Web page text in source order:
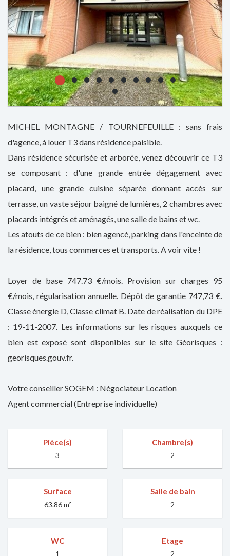
MICHEL MONTAGNE / TOURNEFEUILLE : sans frais
d'agence, à louer T3 dans résidence paisible.
Dans résidence sécurisée et arborée, venez découvrir ce T3
se composant : d'une grande entrée dégagement avec
placard, une grande cuisine séparée donnant accès sur
terrasse, un vaste séjour baigné de lumières, 2 chambres avec
placards intégrés et aménagés, une salle de bains et wc.
Les atouts de ce bien : bien agencé, parking dans l'enceinte de
la résidence, tous commerces et transports. A voir vite !
Loyer de base 747.73 €/mois. Provision sur charges 95
€/mois, régularisation annuelle. Dépôt de garantie 747,73 €.
Classe énergie D, Classe climat B. Date de réalisation du DPE
: 19-11-2007. Les informations sur les risques auxquels ce
bien est exposé sont disponibles sur le site Géorisques :
georisques.gouv.fr.
Votre conseiller SOGEM : Négociateur Location
Agent commercial (Entreprise individuelle)
Pièce(s)
3
Chambre(s)
2
Surface
63.86 m²
Salle de bain
2
WC
1
Etage
2